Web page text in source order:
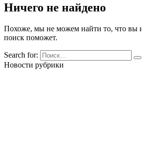
Ничего не найдено
Похоже, мы не можем найти то, что вы
поиск поможет.
Search for:
Новости рубрики